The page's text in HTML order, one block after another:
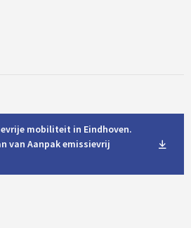
mobiliteit in Eindhoven.
van Aanpak emissievrij